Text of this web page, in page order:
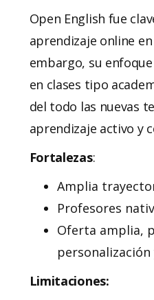
Open English fue
aprendizaje online
embargo, su
en clases tipo
del todo las nuevas
aprendizaje activo y
Fortalezas:
Amplia
Profesores
Oferta amplia,
Limitaciones: